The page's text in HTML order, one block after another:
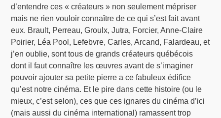
d’entendre ces « créateurs » non seulement mépriser
mais ne rien vouloir connaître de ce qui s’est fait avant
eux. Brault, Perreau, Groulx, Jutra, Forcier, Anne-Claire
Poirier, Léa Pool, Lefebvre, Carles, Arcand, Falardeau, et
j’en oublie, sont tous de grands créateurs québécois
dont il faut connaître les œuvres avant de s’imaginer
pouvoir ajouter sa petite pierre a ce fabuleux édifice
qu’est notre cinéma. Et le pire dans cette histoire (ou le
mieux, c’est selon), ces que ces ignares du cinéma d’ici
(mais aussi du cinéma international) ramassent trop